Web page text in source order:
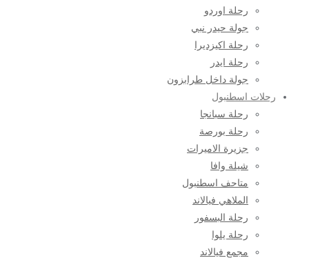
رحلة اوردو
جولة حيدر نبي
رحلة اكيزديرا
رحلة ايدر
جولة داخل طرابزون
رحلات اسطنبول
رحلة سبانجا
رحلة بورصة
جزيرة الاميرات
شيلة وافا
متاحف اسطنبول
الملاهي فيالاند
رحلة البسفور
رحلة يلوا
مجمع فيالاند